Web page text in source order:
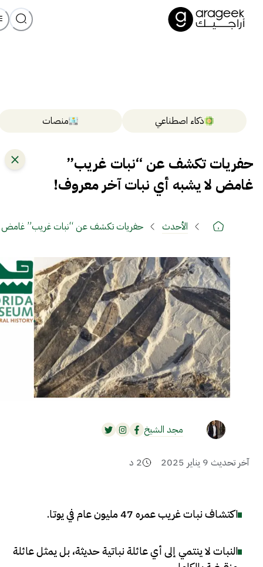
ذكاء اصطناعي منصات
حفريات تكشف عن “نبات غريب”
غامض لا يشبه أي نبات آخر معروف!
الأحدث حفريات تكشف عن “نبات غريب” غامض
مجد الشيخ
آخر تحديث 9 يناير 2025 2 د
اكتشاف نبات غريب عمره 47 مليون عام في يوتا .
النبات لا ينتمي إلى أي عائلة نباتية حديثة، بل يمثل عائلة